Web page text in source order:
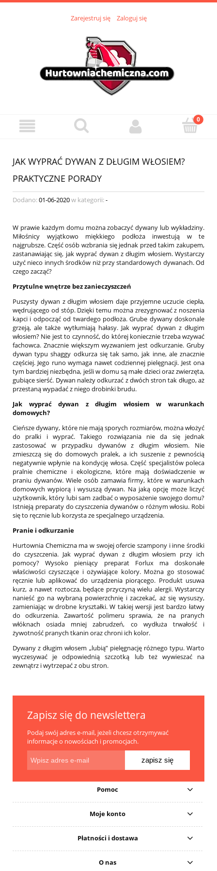
Zarejestruj się Zaloguj się
JAK WYPRAĆ DYWAN Z DŁUGIM WŁOSIEM?
PRAKTYCZNE PORADY
Dodano:01-06-2020w kategorii:-
W prawie każdym domu można zobaczyć dywany lub wykładziny.
Miłośnicy wyjątkowo miękkiego podłoża inwestują w te
najgrubsze. Część osób wzbrania się jednak przed takim zakupem,
zastanawiając się, jak wyprać dywan z długim włosiem. Wystarczy
użyć nieco innych środków niż przy standardowych dywanach. Od
czego zacząć?
Przytulne wnętrze bez zanieczyszczeń
Puszysty dywan z długim włosiem daje przyjemne uczucie ciepła,
wędrującego od stóp. Dzięki temu można zrezygnować z noszenia
kapci i odpocząć od twardego podłoża. Grube dywany doskonale
grzeją, ale także wytłumiają hałasy. Jak wyprać dywan z długim
włosiem? Nie jest to czynność, do której koniecznie trzeba wzywać
fachowca. Znacznie większym wyzwaniem jest odkurzanie. Gruby
dywan typu shaggy odkurza się tak samo, jak inne, ale znacznie
częściej. Jego runo wymaga nawet codziennej pielęgnacji. Jest ona
tym bardziej niezbędna, jeśli w domu są małe dzieci oraz zwierzęta,
gubiące sierść. Dywan należy odkurzać z dwóch stron tak długo, aż
przestaną wypadać z niego drobinki brudu.
Jak wyprać dywan z długim włosiem w warunkach
domowych?
Cieńsze dywany, które nie mają sporych rozmiarów, można włożyć
do pralki i wyprać. Takiego rozwiązania nie da się jednak
zastosować w przypadku dywanów z długim włosiem. Nie
zmieszczą się do domowych pralek, a ich suszenie z pewnością
negatywnie wpłynie na kondycję włosa. Część specjalistów poleca
pralnie chemiczne i ekologiczne, które mają doświadczenie w
praniu dywanów. Wiele osób zamawia firmy, które w warunkach
domowych wypiorą i wysuszą dywan. Na jaką opcję może liczyć
użytkownik, który lubi sam zadbać o wyposażenie swojego domu?
Istnieją preparaty do czyszczenia dywanów o różnym włosiu. Robi
się to ręcznie lub korzysta ze specjalnego urządzenia.
Pranie i odkurzanie
Hurtownia Chemiczna ma w swojej ofercie szampony i inne środki
do czyszczenia. Jak wyprać dywan z długim włosiem przy ich
pomocy? Wysoko pieniący preparat Forlux ma doskonałe
właściwości czyszczące i ożywiające kolory. Można go stosować
ręcznie lub aplikować do urządzenia piorącego. Produkt usuwa
kurz, a nawet roztocza, będące przyczyną wielu alergii. Wystarczy
nanieść go na wybraną powierzchnię i zaczekać, aż się wysuszy,
zamieniając w drobne kryształki. W takiej wersji jest bardzo łatwy
do odkurzenia. Zawartość polimeru sprawia, że na pranych
włóknach osiada mniej zabrudzeń, co wydłuża trwałość i
żywotność pranych tkanin oraz chroni ich kolor.
Dywany z długim włosem „lubią” pielęgnację różnego typu. Warto
wyczesywać je odpowiednią szczotką lub też wywieszać na
zewnątrz i wytrzepać z obu stron.
Zapisz się do newslettera
Podaj swój adres e-mail, jeżeli chcesz otrzymywać
informacje o nowościach i promocjach.
zapisz się
Pomoc
Moje konto
Płatności i dostawa
O nas